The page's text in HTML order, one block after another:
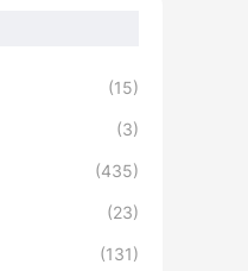
(15)
(3)
(435)
(23)
(131)